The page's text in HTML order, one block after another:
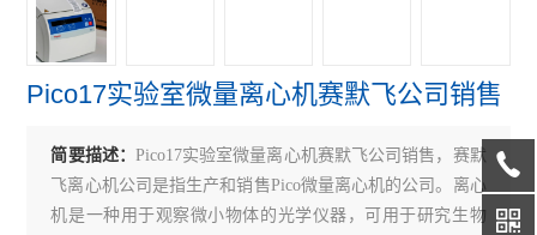
艾本德5804R冷冻离心机
赛默飞ST4R冷冻离心机
赛默飞ST4离心机
赛默飞Micro21R冷冻离心机
Pico17实验室微量离心机赛默飞公司销售
简要描述： Pico17实验室微量离心机赛默飞公司销售，赛默
飞离心机公司是指生产和销售Pico微量离心机的公司。离心
机是一种用于观察微小物体的光学仪器，可用于研究生物